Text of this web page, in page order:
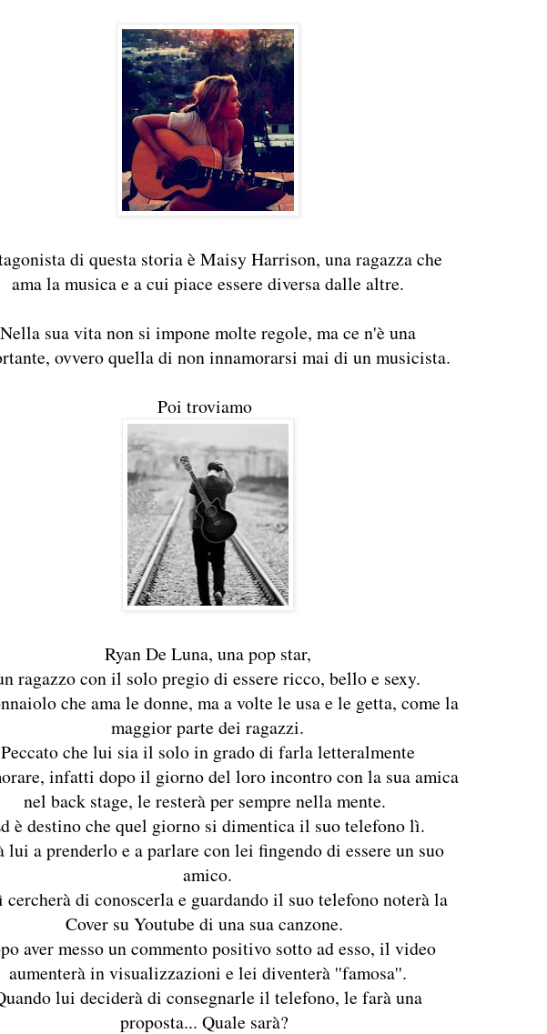
di questa storia è Maisy Harrison, una ragazza che
ama la musica e a cui piace essere diversa dalle altre.
Nella sua vita non si impone molte regole, ma ce n'è una
ovvero quella di non innamorarsi mai di un musicista.
Poi troviamo
Ryan De Luna, una pop star,
ragazzo con il solo pregio di essere ricco, bello e sexy.
che ama le donne, ma a volte le usa e le getta, come la
maggior parte dei ragazzi.
Peccato che lui sia il solo in grado di farla letteralmente
infatti dopo il giorno del loro incontro con la sua amica
nel back stage, le resterà per sempre nella mente.
è destino che quel giorno si dimentica il suo telefono lì.
lui a prenderlo e a parlare con lei fingendo di essere un suo
amico.
cercherà di conoscerla e guardando il suo telefono noterà la
Cover su Youtube di una sua canzone.
aver messo un commento positivo sotto ad esso, il video
aumenterà in visualizzazioni e lei diventerà ''famosa''.
lui deciderà di consegnarle il telefono, le farà una
proposta... Quale sarà?